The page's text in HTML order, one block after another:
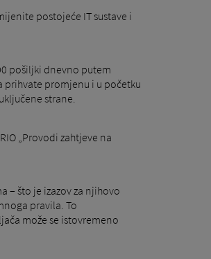
postojeće IT sustave i
pošiljki dnevno putem
prihvate promjenu i u početku
strane.
„Provodi zahtjeve na
– što je izazov za njihovo
pravila. To
može se istovremeno